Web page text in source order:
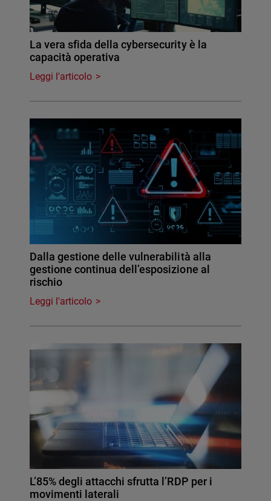
La vera sfida della cybersecurity è la
capacità operativa
Leggi l'articolo
Dalla gestione delle vulnerabilità alla
gestione continua dell’esposizione al
rischio
Leggi l'articolo
L’85% degli attacchi sfrutta l’RDP per i
movimenti laterali